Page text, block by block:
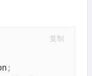
;
复制